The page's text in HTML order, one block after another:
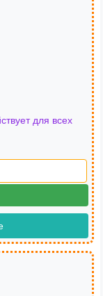
для всех